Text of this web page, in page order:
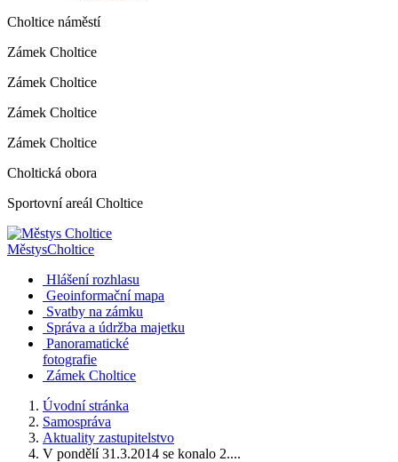
Choltice náměstí
Zámek Choltice
Zámek Choltice
Zámek Choltice
Zámek Choltice
Choltická obora
Sportovní areál Choltice
MěstysCholtice
Hlášení rozhlasu
Geoinformační mapa
Svatby na zámku
Správa a údržba majetku
Panoramatické
fotografie
Zámek Choltice
Úvodní stránka
Samospráva
Aktuality zastupitelstvo
V pondělí 31.3.2014 se konalo 2....